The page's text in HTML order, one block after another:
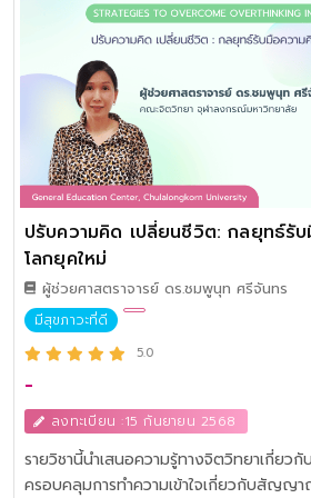
ปรับความคิด เปลี่ยนชีวิต: กลยุทธ์รั
โลกยุคใหม่
ผู้ช่วยศาสตราจารย์ ดร.ชมพูนุท ศรีจันทร
มีสุขภาวะที่ดี
5.0
-
ลงทะเบียน :15 กันยายน 2568
รายวิชานี้นำเสนอความรู้ทางจิตวิทยาเกี่ยว
ครอบคลุมการทำความเข้าใจเกี่ยวกับสัญญ